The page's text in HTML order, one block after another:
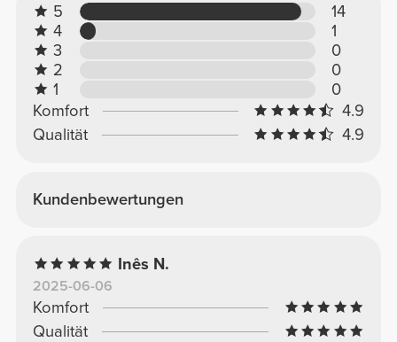
5
14
4
1
3
0
2
0
1
0
Komfort
4.9
Qualität
4.9
Kundenbewertungen
Inês N.
2025-06-06
Komfort
Qualität